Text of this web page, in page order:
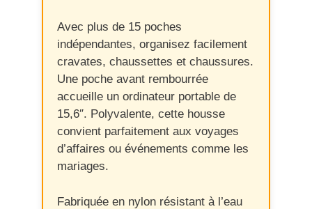
Avec plus de 15 poches
indépendantes, organisez facilement
cravates, chaussettes et chaussures.
Une poche avant rembourrée
accueille un ordinateur portable de
15,6″. Polyvalente, cette housse
convient parfaitement aux voyages
d’affaires ou événements comme les
mariages.
Fabriquée en nylon résistant à l’eau